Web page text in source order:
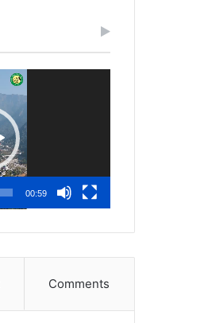
00:59
Comments